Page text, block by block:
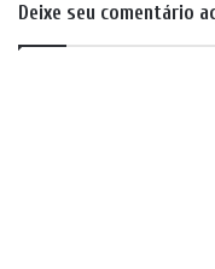
Deixe seu comentário